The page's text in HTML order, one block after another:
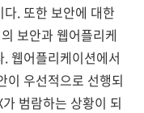
. 또한 보안에 대한
보안과 웹어플리케
웹어플리케이션에서
이 우선적으로 선행되
범람하는 상황이 되